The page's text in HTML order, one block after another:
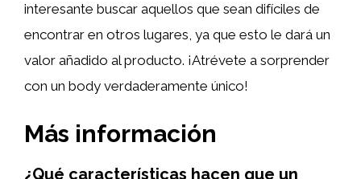
interesante buscar aquellos que sean difíciles de
encontrar en otros lugares, ya que esto le dará un
valor añadido al producto. ¡Atrévete a sorprender
con un body verdaderamente único!
Más información
¿Qué características hacen que un